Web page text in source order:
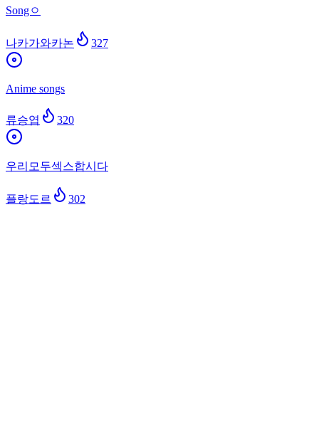
Songㅇ
나카가와카논 327
Anime songs
류승엽 320
우리모두섹스합시다
플랑도르 302